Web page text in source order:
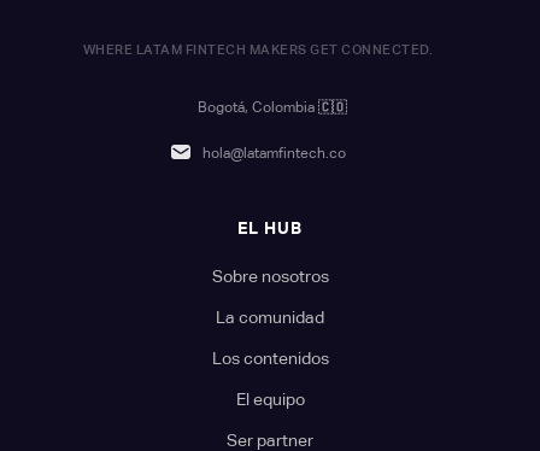
WHERE LATAM FINTECH MAKERS GET CONNECTED.
Bogotá, Colombia 🇨🇴
hola@latamfintech.co
EL HUB
Sobre nosotros
La comunidad
Los contenidos
El equipo
Ser partner